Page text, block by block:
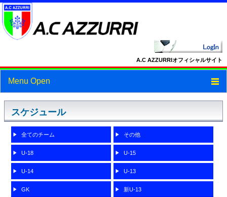
A.C AZZURRIオフィシャルサイト
Menu Open
トップ
ニュース
スケジュール
スタッフ・選手紹介
フォトギャラリー
スケジュール
全てのチーム その他
U-18 U-15
U-14 U-13
GK 新U-13